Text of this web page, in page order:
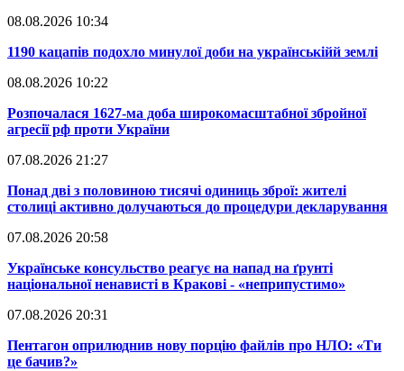
08.08.2026 10:34
​1190 кацапів подохло минулої доби на українськійй землі
08.08.2026 10:22
​Розпочалася 1627-ма доба широкомасштабної збройної
агресії рф проти України
07.08.2026 21:27
​Понад дві з половиною тисячі одиниць зброї: жителі
столиці активно долучаються до процедури декларування
07.08.2026 20:58
​Українське консульство реагує на напад на ґрунті
національної ненависті в Кракові - «неприпустимо»
07.08.2026 20:31
​Пентагон оприлюднив нову порцію файлів про НЛО: «Ти
це бачив?»